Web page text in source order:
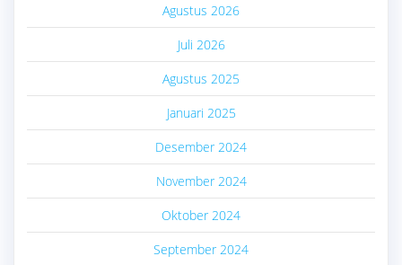
Agustus 2026
Juli 2026
Agustus 2025
Januari 2025
Desember 2024
November 2024
Oktober 2024
September 2024